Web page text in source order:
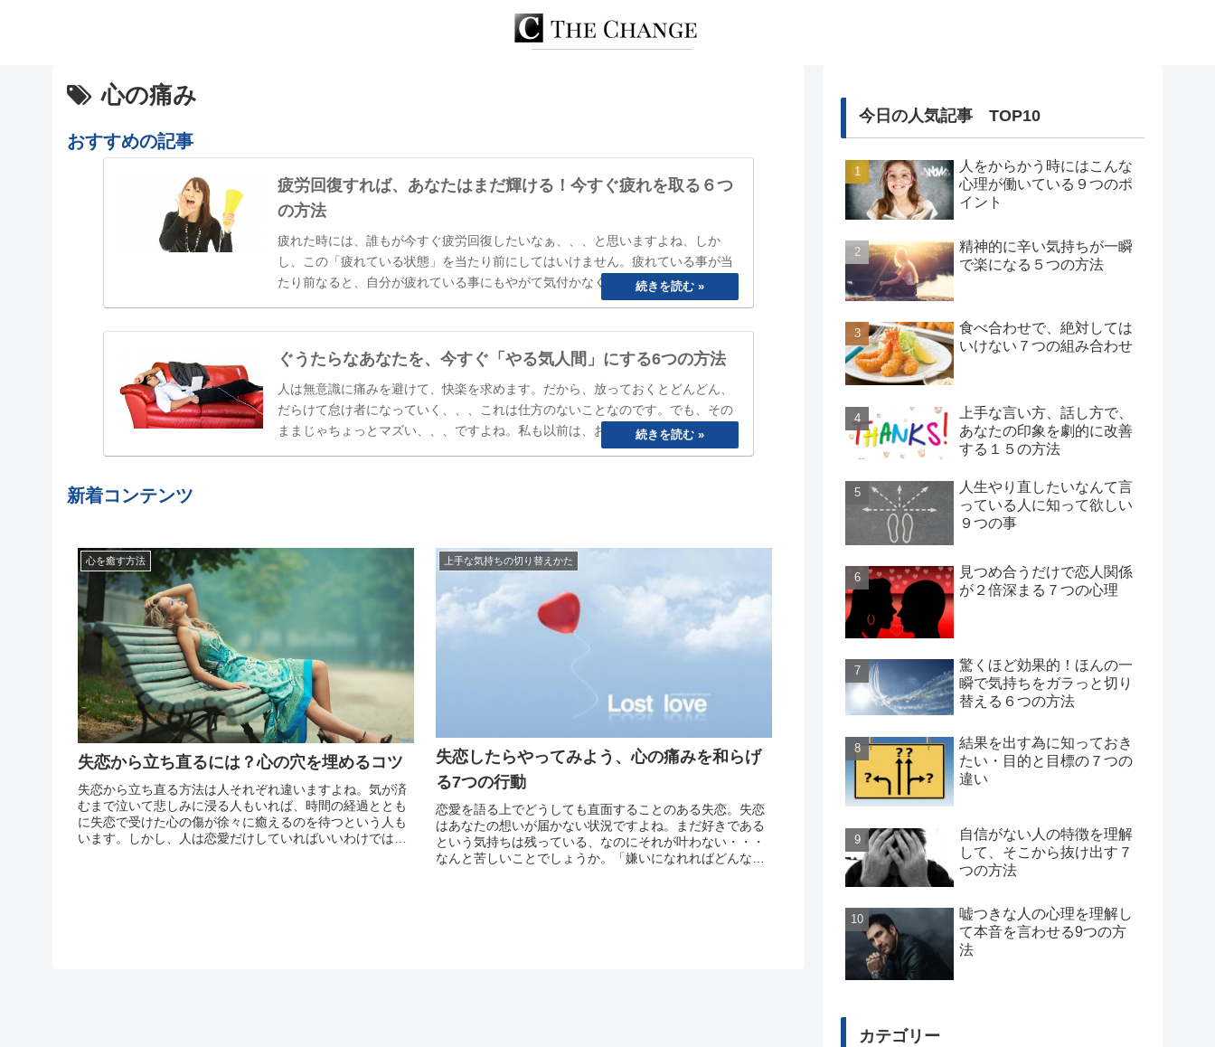
心の痛み
おすすめの記事
疲労回復すれば、あなたはまだ輝ける！今すぐ疲れを取る６つ
の方法
疲れた時には、誰もが今すぐ疲労回復したいなぁ、、、と思いますよね、しか
し、この「疲れている状態」を当たり前にしてはいけません。疲れている事が当
たり前なると、自分が疲れている事にもやがて気付かなくなってしまいます。
「最近疲れていますよね」と誰かに声を掛けられるまで、自分は大丈夫と思って
ぐうたらなあなたを、今すぐ「やる気人間」にする6つの方法
人は無意識に痛みを避けて、快楽を求めます。だから、放っておくとどんどん、
だらけて怠け者になっていく、、、これは仕方のないことなのです。でも、その
ままじゃちょっとマズい、、、ですよね。私も以前は、おもいきり、「ぐうたら
属性」でした。食べたら寝る、めんどくさいから明日でいいや、、と言い続けて
新着コンテンツ
心を癒す方法
失恋から立ち直るには？心の穴を埋めるコツ
失恋から立ち直る方法は人それぞれ違いますよね。気が済
むまで泣いて悲しみに浸る人もいれば、時間の経過ととも
に失恋で受けた心の傷が徐々に癒えるのを待つという人も
います。しかし、人は恋愛だけしていればいいわけではあ
上手な気持ちの切り替えかた
失恋したらやってみよう、心の痛みを和らげ
る7つの行動
恋愛を語る上でどうしても直面することのある失恋。失恋
はあなたの想いが届かない状況ですよね。まだ好きである
という気持ちは残っている、なのにそれが叶わない・・・
なんと苦しいことでしょうか。「嫌いになれればどんなに
今日の人気記事 TOP10
人をからかう時にはこんな
心理が働いている９つのポ
イント
精神的に辛い気持ちが一瞬
で楽になる５つの方法
食べ合わせで、絶対しては
いけない７つの組み合わせ
上手な言い方、話し方で、
あなたの印象を劇的に改善
する１５の方法
人生やり直したいなんて言
っている人に知って欲しい
９つの事
見つめ合うだけで恋人関係
が２倍深まる７つの心理
驚くほど効果的！ほんの一
瞬で気持ちをガラっと切り
替える６つの方法
結果を出す為に知っておき
たい・目的と目標の７つの
違い
自信がない人の特徴を理解
して、そこから抜け出す７
つの方法
嘘つきな人の心理を理解し
て本音を言わせる9つの方
法
カテゴリー